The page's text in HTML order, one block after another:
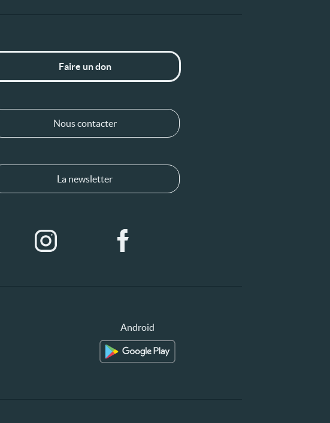
Faire un don
Nous contacter
La newsletter
Android